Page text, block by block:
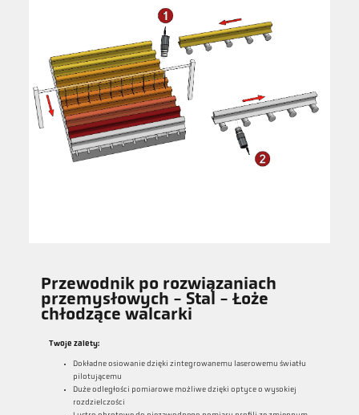
Przewodnik po rozwiązaniach
przemysłowych - Stal - Łoże
chłodzące walcarki
Twoje zalety:
Dokładne osiowanie dzięki zintegrowanemu laserowemu światłu
pilotującemu
Duże odległości pomiarowe możliwe dzięki optyce o wysokiej
rozdzielczości